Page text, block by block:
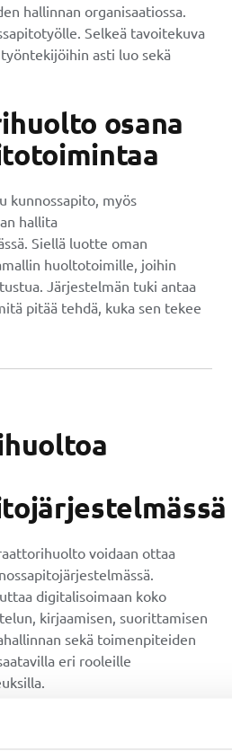
hallinnan organisaatiossa.
Selkeä tavoitekuva
asti luo sekä
osana
kunnossapito, myös
hallita
Siellä luotte oman
huoltotoimille, joihin
Järjestelmän tuki antaa
pitää tehdä, kuka sen tekee
voidaan ottaa
digitalisoimaan koko
kirjaamisen, suorittamisen
sekä toimenpiteiden
eri rooleille